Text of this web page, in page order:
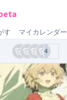
す マイカレンダー
4